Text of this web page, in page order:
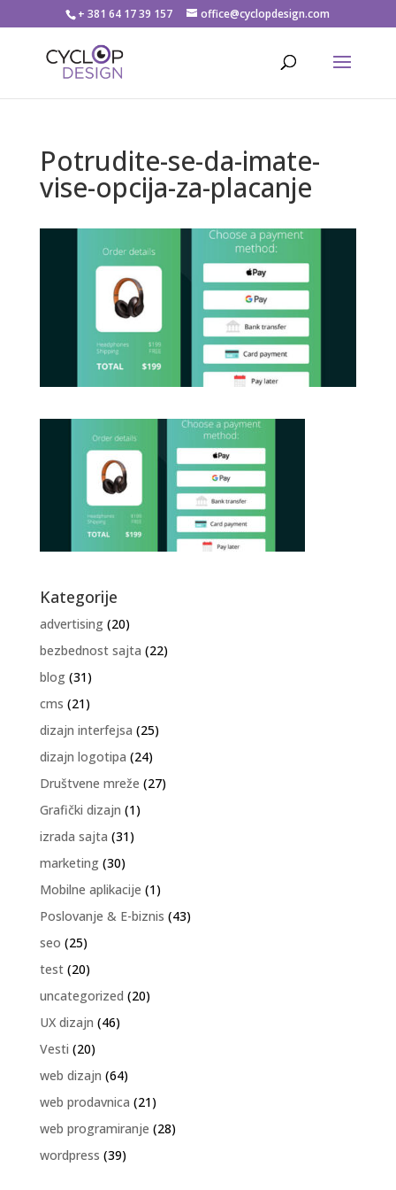
+ 381 64 17 39 157 office@cyclopdesign.com
Potrudite-se-da-imate-
vise-opcija-za-placanje
Kategorije
advertising(20)
bezbednost sajta (22)
blog(31)
cms (21)
dizajn interfejsa (25)
dizajn logotipa (24)
Društvene mreže (27)
Grafički dizajn (1)
izrada sajta (31)
marketing(30)
Mobilne aplikacije (1)
Poslovanje & E-biznis (43)
seo (25)
test(20)
uncategorized (20)
UX dizajn (46)
Vesti (20)
web dizajn (64)
web prodavnica (21)
web programiranje (28)
wordpress (39)